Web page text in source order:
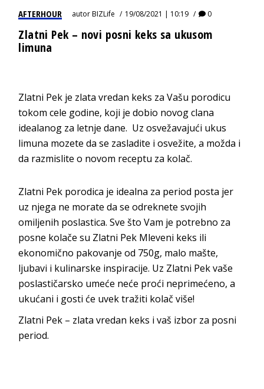
AFTERHOUR autorBIZLife 19/08/2021 | 10:19 0
Zlatni Pek – novi posni keks sa ukusom
limuna
Zlatni Pek je zlata vredan keks za Vašu porodicu
tokom cele godine, koji je dobio novog clana
idealanog za letnje dane. Uz osvežavajući ukus
limuna mozete da se zasladite i osvežite, a možda i
da razmislite o novom receptu za kolač.
Zlatni Pek porodica je idealna za period posta jer
uz njega ne morate da se odreknete svojih
omiljenih poslastica. Sve što Vam je potrebno za
posne kolače su Zlatni Pek Mleveni keks ili
ekonomično pakovanje od 750g, malo mašte,
ljubavi i kulinarske inspiracije. Uz Zlatni Pek vaše
poslastičarsko umeće neće proći neprimećeno, a
ukućani i gosti će uvek tražiti kolač više!
Zlatni Pek – zlata vredan keks i vaš izbor za posni
period.